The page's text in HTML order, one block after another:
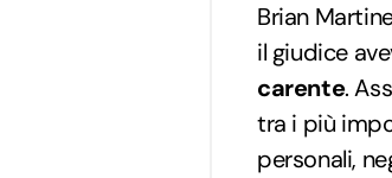
Brian
il giudice
carente.
tra i più
personali,